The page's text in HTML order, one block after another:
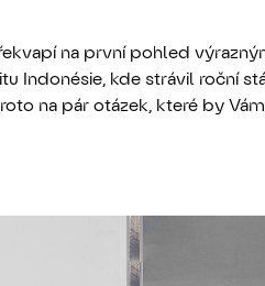
na první pohled
Indonésie, kde strávil roční
na pár otázek, které by